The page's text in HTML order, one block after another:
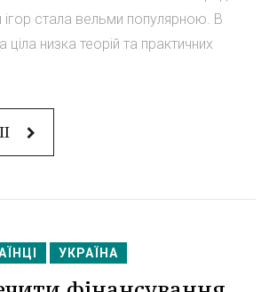
ігор стала вельми популярною. В
ціла низка теорій та практичних
УКРАЇНА